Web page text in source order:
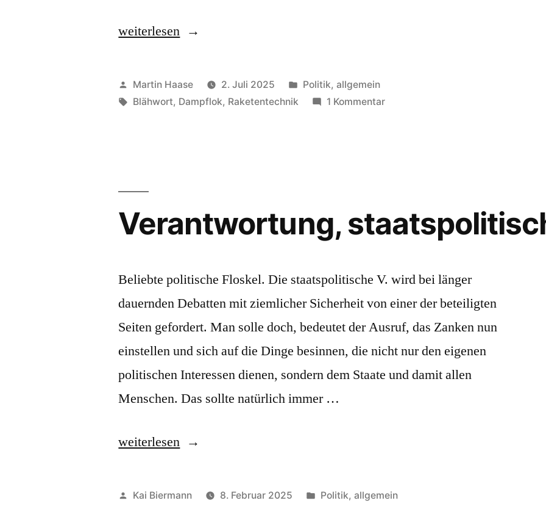
„Booster“
weiterlesen
Veröffentlicht
von
Martin Haase 2. Juli 2025
Veröffentlicht
Politik, allgemein
Schlagwörter:
Blähwort, Dampflok, Raketentechnik 1 Kommentarzu
Verantwortung,
Beliebte politische Floskel. Die staatspolitische V. wird bei länger
dauernden Debatten mit ziemlicher Sicherheit von einer der beteiligten
Seiten gefordert. Man solle doch, bedeutet der Ausruf, das Zanken nun
einstellen und sich auf die Dinge besinnen, die nicht nur den eigenen
politischen Interessen dienen, sondern dem Staate und damit allen
Menschen. Das sollte natürlich immer …
„Verantwortung,
weiterlesen
Veröffentlicht
Kai Biermann 8. Februar 2025
Veröffentlicht
Politik, allgemein